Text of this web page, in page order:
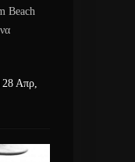
Beach
28 Απρ,